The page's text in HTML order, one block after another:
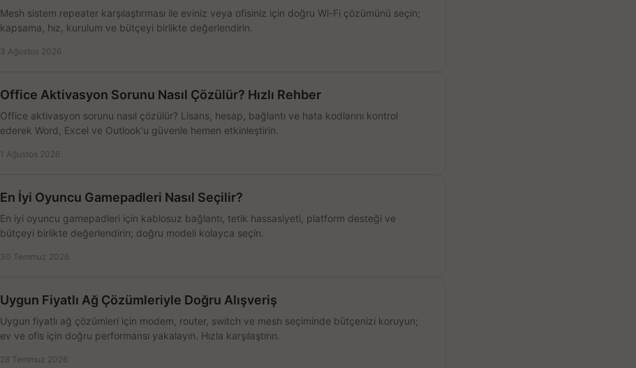
Mesh sistem repeater karşılaştırması ile eviniz veya ofisiniz için doğru Wi-Fi çözümünü seçin;
kapsama, hız, kurulum ve bütçeyi birlikte değerlendirin.
3 Ağustos 2026
Office Aktivasyon Sorunu Nasıl Çözülür? Hızlı Rehber
Office aktivasyon sorunu nasıl çözülür? Lisans, hesap, bağlantı ve hata kodlarını kontrol
ederek Word, Excel ve Outlook'u güvenle hemen etkinleştirin.
1 Ağustos 2026
En İyi Oyuncu Gamepadleri Nasıl Seçilir?
En iyi oyuncu gamepadleri için kablosuz bağlantı, tetik hassasiyeti, platform desteği ve
bütçeyi birlikte değerlendirin; doğru modeli kolayca seçin.
30 Temmuz 2026
Uygun Fiyatlı Ağ Çözümleriyle Doğru Alışveriş
Uygun fiyatlı ağ çözümleri için modem, router, switch ve mesh seçiminde bütçenizi koruyun;
ev ve ofis için doğru performansı yakalayın. Hızla karşılaştırın.
28 Temmuz 2026